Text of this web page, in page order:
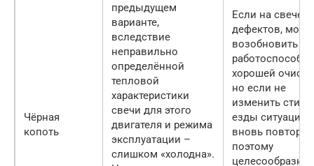
Чёрная
копоть
предыдущем
варианте,
вследствие
неправильно
определённой
тепловой
характеристики
свечи для этого
двигателя и режима
эксплуатации –
слишком «холодна».
Если на свече
дефектов,
возобновить
хорошей
но если не
изменить стиль
езды ситуация
вновь
поэтому
целесообразнее